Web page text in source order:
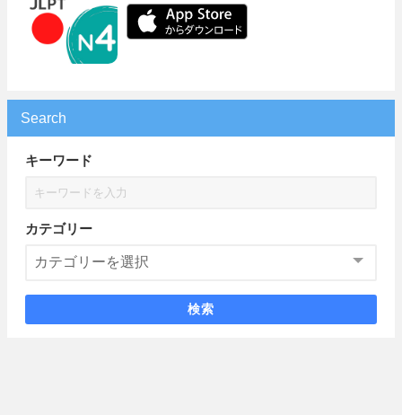
Search
キーワード
カテゴリー
検索